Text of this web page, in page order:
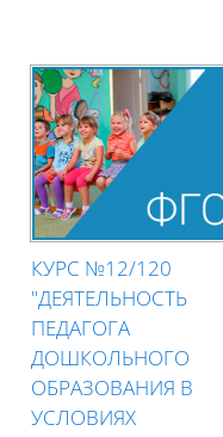
КУРС №12/120
"ДЕЯТЕЛЬНОСТЬ
ПЕДАГОГА
ДОШКОЛЬНОГО
ОБРАЗОВАНИЯ В
УСЛОВИЯХ